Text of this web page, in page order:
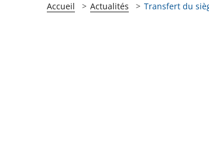
Accueil Actualités Transfert du